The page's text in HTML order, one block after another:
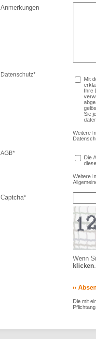
Anmerkungen
Datenschutz*
Mit
Ihre
Sie
Weitere
AGB*
Die
Weitere
Captcha*
Wenn
klicken.
Die mit